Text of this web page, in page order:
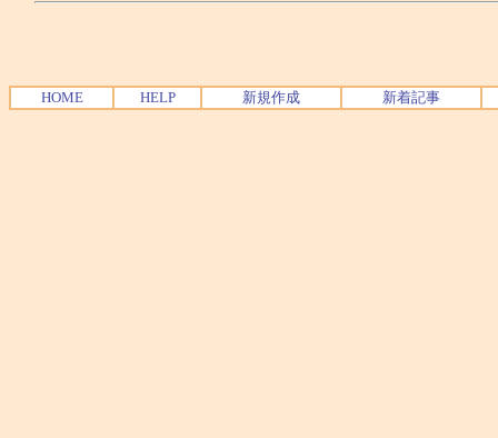
HOME HELP 新規作成 新着記事